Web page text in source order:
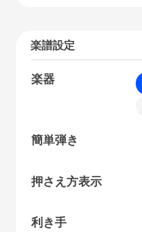
楽譜設定
楽器
簡単弾き
押さえ方表示
利き手